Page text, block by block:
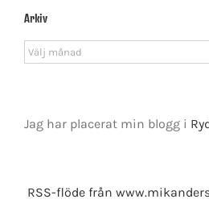
Arkiv
Arkiv
Jag har placerat min blogg i
RSS-flöde från